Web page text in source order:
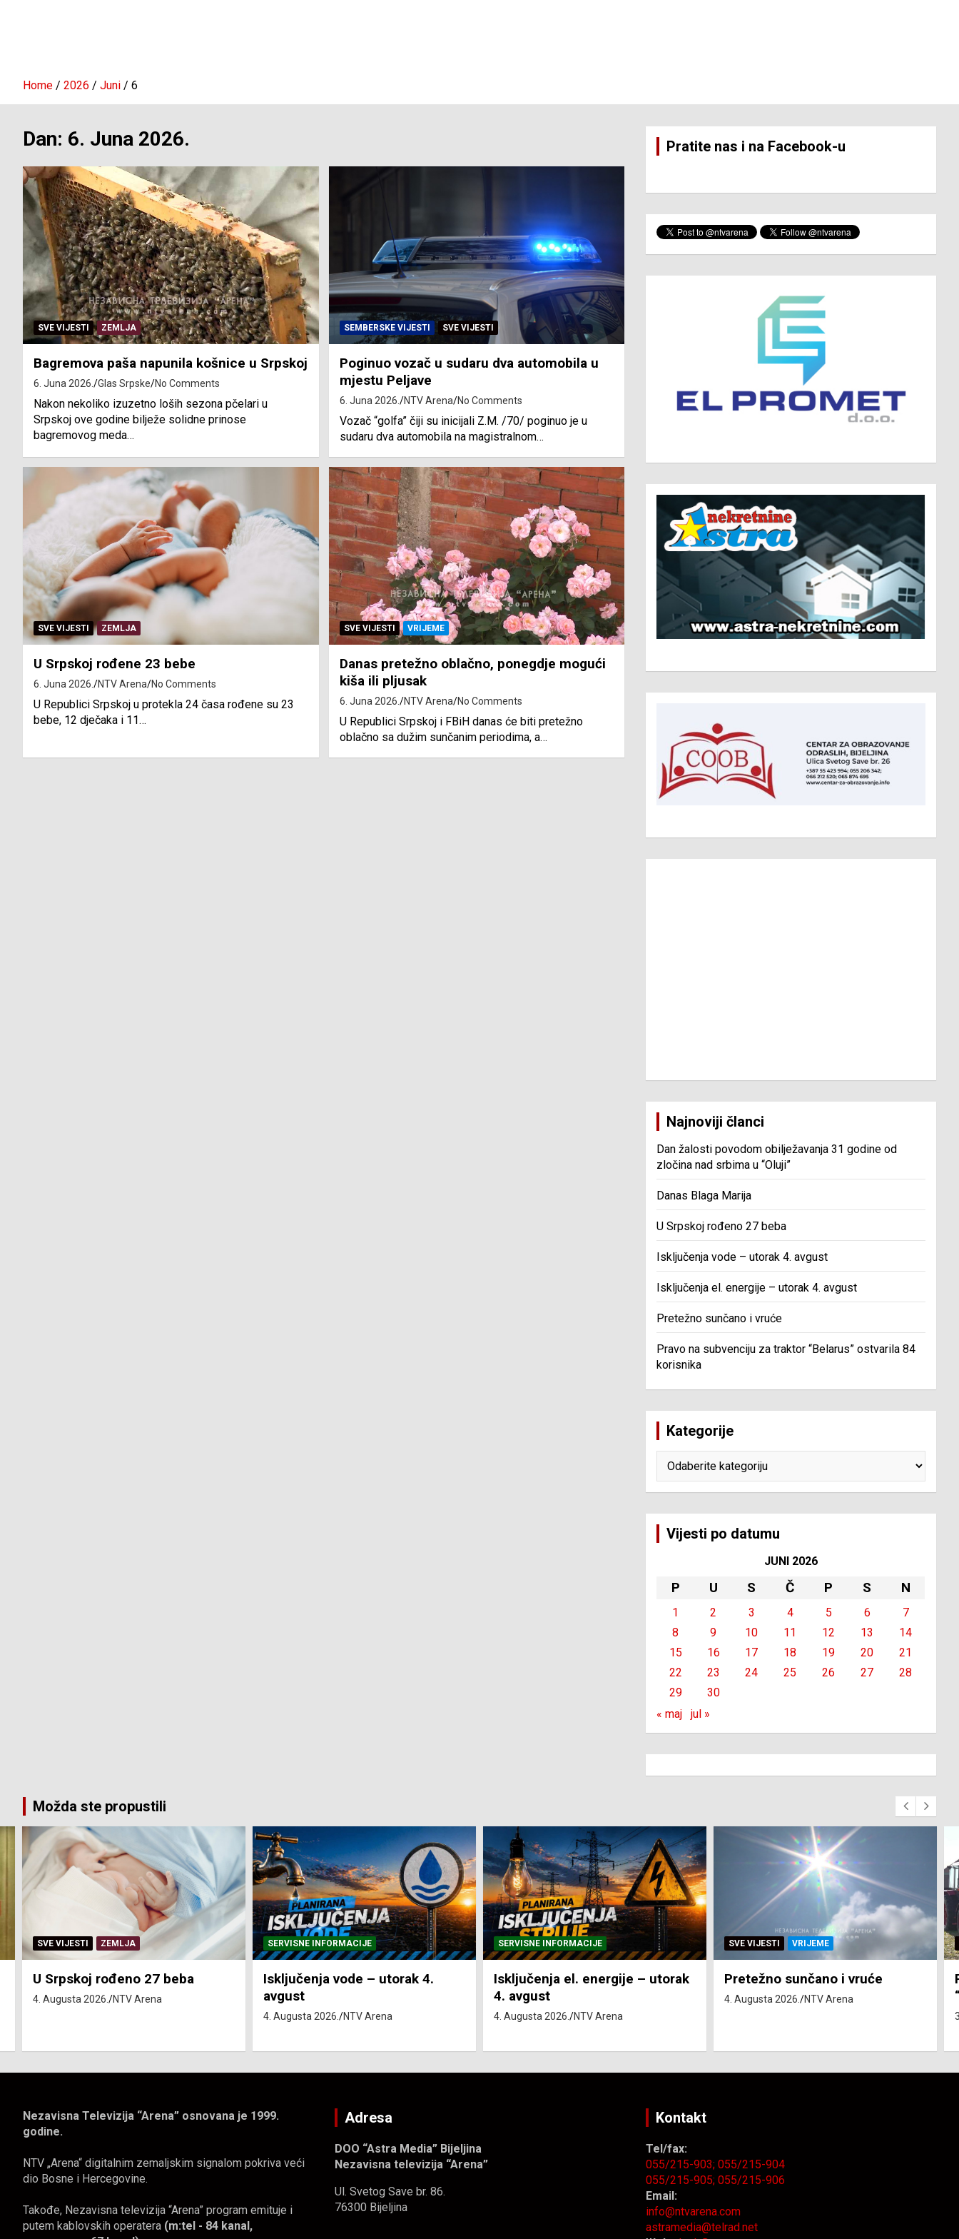
Home 2026 Juni 6
Dan: 6. Juna 2026.
SVE VIJESTI ZEMLJA
Bagremova paša napunila košnice u Srpskoj
6. Juna 2026. Glas Srpske No Comments
Nakon nekoliko izuzetno loših sezona pčelari u
Srpskoj ove godine bilježe solidne prinose
bagremovog meda…
SEMBERSKE VIJESTI SVE VIJESTI
Poginuo vozač u sudaru dva automobila u
mjestu Peljave
6. Juna 2026. NTV Arena No Comments
Vozač “golfa” čiji su inicijali Z.M. /70/ poginuo je u
sudaru dva automobila na magistralnom…
SVE VIJESTI ZEMLJA
U Srpskoj rođene 23 bebe
6. Juna 2026. NTV Arena No Comments
U Republici Srpskoj u protekla 24 časa rođene su 23
bebe, 12 dječaka i 11…
SVE VIJESTI VRIJEME
Danas pretežno oblačno, ponegdje mogući
kiša ili pljusak
6. Juna 2026. NTV Arena No Comments
U Republici Srpskoj i FBiH danas će biti pretežno
oblačno sa dužim sunčanim periodima, a…
Pratite nas i na Facebook-u
Najnoviji članci
Dan žalosti povodom obilježavanja 31 godine od
zločina nad srbima u “Oluji”
Danas Blaga Marija
U Srpskoj rođeno 27 beba
Isključenja vode – utorak 4. avgust
Isključenja el. energije – utorak 4. avgust
Pretežno sunčano i vruće
Pravo na subvenciju za traktor “Belarus” ostvarila 84
korisnika
Kategorije
Vijesti po datumu
JUNI 2026
P U S Č P S N
1 2 3 4 5 6
7
8
9 10 11 12 13
14
15
16 17 18 19 20
21
22
23 24 25 26 27
28
29
30
« maj
jul »
Možda ste propustili
SERVISNE INFORMACIJE
Isključenja vode – utorak 4.
avgust
SERVISNE INFORMACIJE
Isključenja el. energije – utorak
4. avgust
4. Augusta 2026. NTV Arena
SVE VIJESTI VRIJEME
Pretežno sunčano i vruće
4. Augusta 2026.
SVE VIJESTI ZEMLJA
Pravo na subvenciju za traktor
“Belarus” ostvarila 84 korisnika
Nezavisna Televizija “Arena” osnovana je 1999.
godine.
NTV „Arena“ digitalnim zemaljskim signalom pokriva veći
dio Bosne i Hercegovine.
Takođe, Nezavisna televizija “Arena” program emituje i
putem kablovskih operatera (m:tel - 84 kanal,
Adresa
DOO “Astra Media” Bijeljina
Nezavisna televizija “Arena”
Ul. Svetog Save br. 86.
76300 Bijeljina
Kontakt
Tel/fax:
055/215-903;055/215-904
055/215-905;055/215-906
Email:
info@ntvarena.com
astramedia@telrad.net